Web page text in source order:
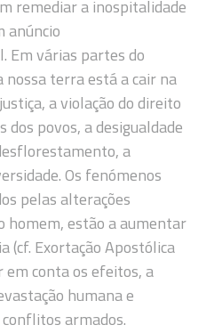
remediar a inospitalidade
anúncio
Em várias partes do
nossa terra está a cair na
a violação do direito
povos, a desigualdade
a
Os fenómenos
pelas alterações
homem, estão a aumentar
(cf. Exortação Apostólica
em conta os efeitos, a
humana e
armados.